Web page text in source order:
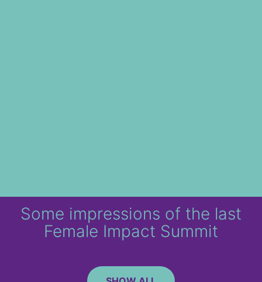
Some impressions of the last
Female Impact Summit